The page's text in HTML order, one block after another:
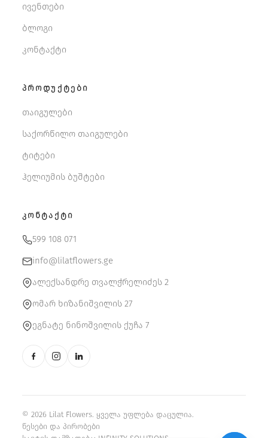
ივენთები
ბლოგი
კონტაქტი
ᲞᲠᲝᲓᲣᲥᲢᲔᲑᲘ
თაიგულები
საქორწილო თაიგულები
ტიტები
ჰელიუმის ბუშტები
ᲙᲝᲜᲢᲐᲥᲢᲘ
599 108 071
info@lilatflowers.ge
ალექსანდრე თვალჭრელიძეს 2
ომარ ხიზანიშვილის 27
ეგნატე ნინოშვილის ქუჩა 7
© 2026 Lilat Flowers. ყველა უფლება დაცულია.
წესები და პირობები